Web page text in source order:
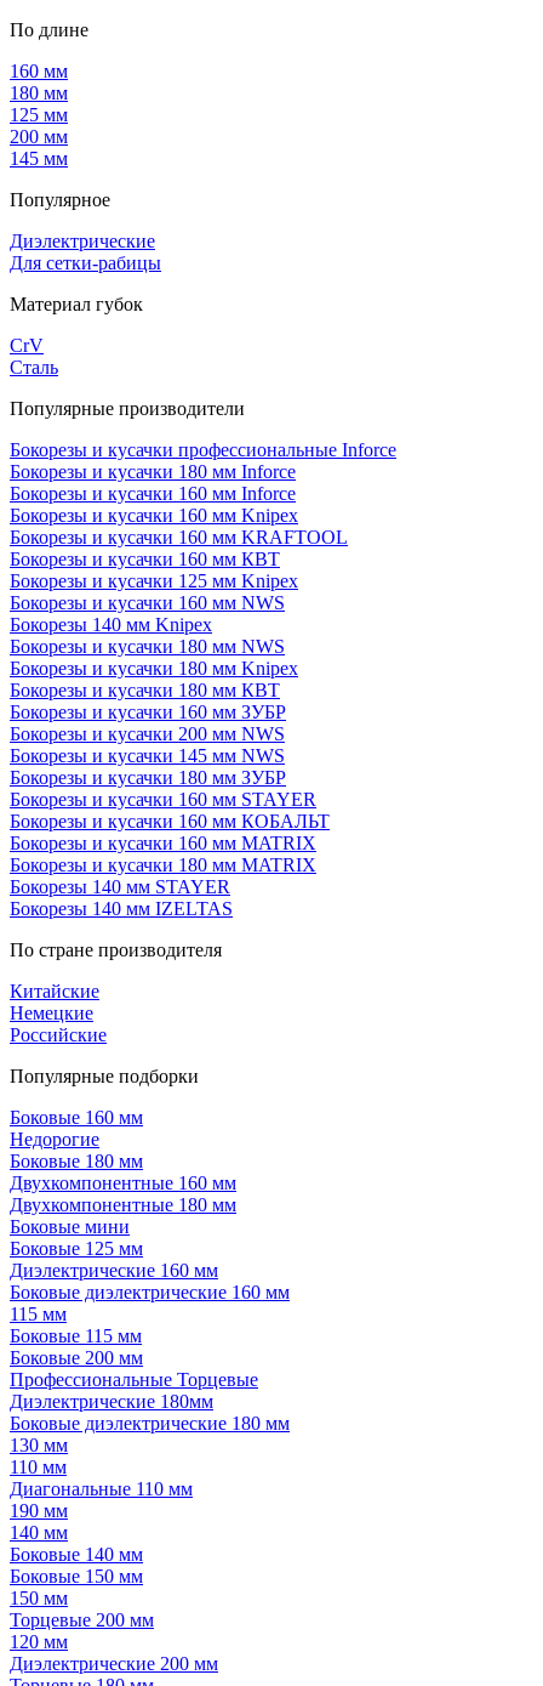
По длине
160 мм
180 мм
125 мм
200 мм
145 мм
Популярное
Диэлектрические
Для сетки-рабицы
Материал губок
CrV
Сталь
Популярные производители
Бокорезы и кусачки профессиональные Inforce
Бокорезы и кусачки 180 мм Inforce
Бокорезы и кусачки 160 мм Inforce
Бокорезы и кусачки 160 мм Knipex
Бокорезы и кусачки 160 мм KRAFTOOL
Бокорезы и кусачки 160 мм КВТ
Бокорезы и кусачки 125 мм Knipex
Бокорезы и кусачки 160 мм NWS
Бокорезы 140 мм Knipex
Бокорезы и кусачки 180 мм NWS
Бокорезы и кусачки 180 мм Knipex
Бокорезы и кусачки 180 мм КВТ
Бокорезы и кусачки 160 мм ЗУБР
Бокорезы и кусачки 200 мм NWS
Бокорезы и кусачки 145 мм NWS
Бокорезы и кусачки 180 мм ЗУБР
Бокорезы и кусачки 160 мм STAYER
Бокорезы и кусачки 160 мм КОБАЛЬТ
Бокорезы и кусачки 160 мм MATRIX
Бокорезы и кусачки 180 мм MATRIX
Бокорезы 140 мм STAYER
Бокорезы 140 мм IZELTAS
По стране производителя
Китайские
Немецкие
Российские
Популярные подборки
Боковые 160 мм
Недорогие
Боковые 180 мм
Двухкомпонентные 160 мм
Двухкомпонентные 180 мм
Боковые мини
Боковые 125 мм
Диэлектрические 160 мм
Боковые диэлектрические 160 мм
115 мм
Боковые 115 мм
Боковые 200 мм
Профессиональные Торцевые
Диэлектрические 180мм
Боковые диэлектрические 180 мм
130 мм
110 мм
Диагональные 110 мм
190 мм
140 мм
Боковые 140 мм
Боковые 150 мм
150 мм
Торцевые 200 мм
120 мм
Диэлектрические 200 мм